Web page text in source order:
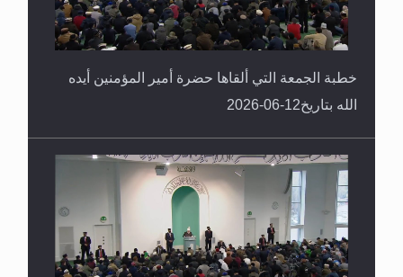
خطبة الجمعة التي ألقاها حضرة أمير المؤمنين أيده
الله بتاريخ12-06-2026